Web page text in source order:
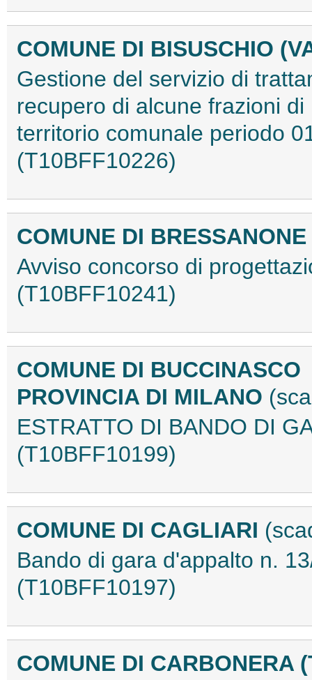
COMUNE DI BISUSCHIO
Gestione del servizio di
recupero di alcune frazioni
territorio comunale periodo
(T10BFF10226)
COMUNE DI BRESSANONE
Avviso concorso di
(T10BFF10241)
COMUNE DI BUCCINASCO
PROVINCIA DI MILANO
ESTRATTO DI BANDO DI
(T10BFF10199)
COMUNE DI CAGLIARI
Bando di gara d'appalto n.
(T10BFF10197)
COMUNE DI CARBONERA